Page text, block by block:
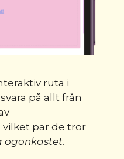
ruta i
på allt från
par de tror
ögonkastet.